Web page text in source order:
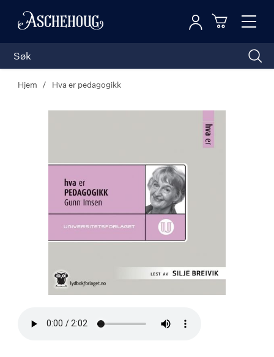
Toggle
Logg inn
Hjem Hva er pedagogikk